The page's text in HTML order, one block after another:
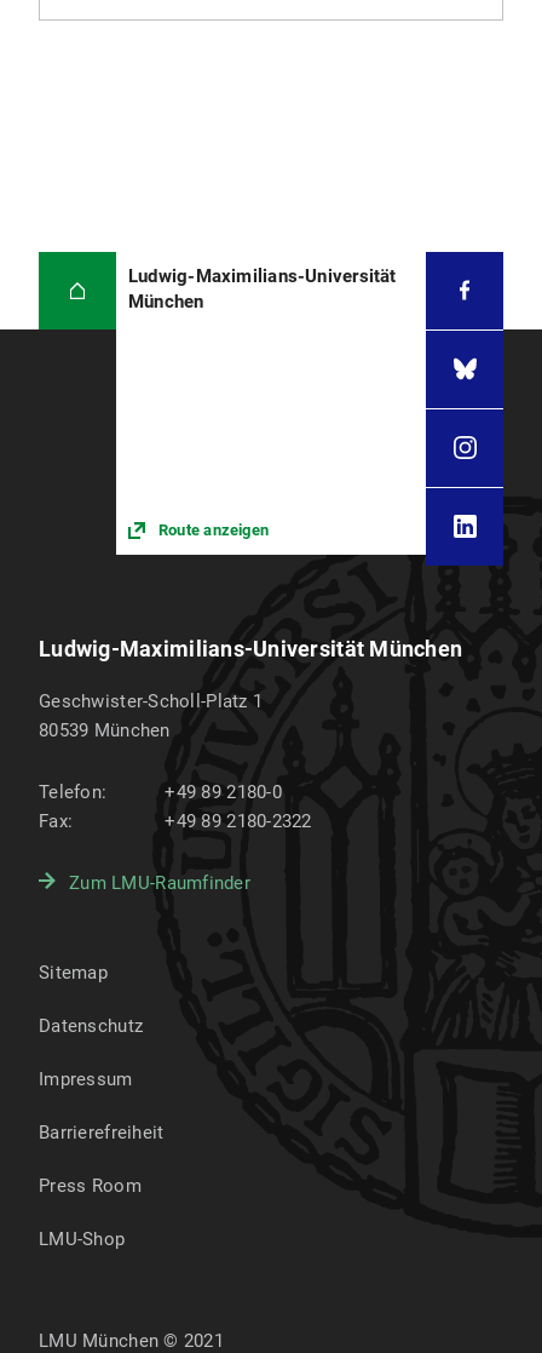
Ludwig-Maximilians-Universität
München
Route anzeigen
Ludwig-Maximilians-Universität München
Geschwister-Scholl-Platz 1
80539 München
Telefon:
+49 89 2180-0
Fax:
+49 89 2180-2322
Zum LMU-Raumfinder
Sitemap
Datenschutz
Impressum
Barrierefreiheit
Press Room
LMU-Shop
LMU München © 2021